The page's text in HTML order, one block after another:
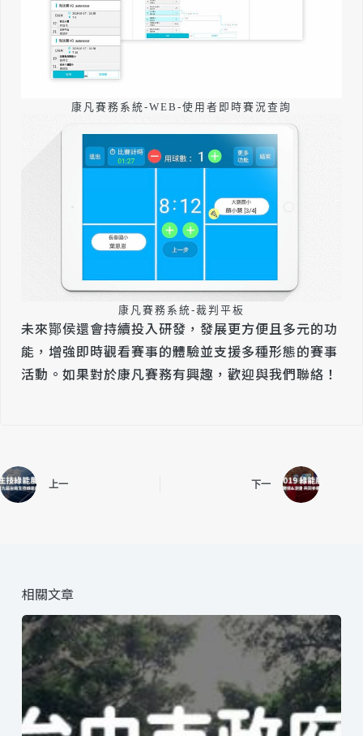
康凡賽務系統-WEB-使用者即時賽況查詢
康凡賽務系統-裁判平板
未來酇侯還會持續投入研發，發展更方便且多元的功
能，增強即時觀看賽事的體驗並支援多種形態的賽事
活動。如果對於康凡賽務有興趣，歡迎與我們聯絡！
上一 下一
相關文章